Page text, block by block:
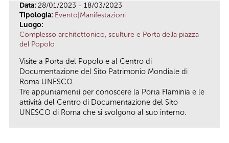
Data: 28/01/2023 - 18/03/2023
Tipologia: Evento|Manifestazioni
Luogo:
Complesso architettonico, sculture e Porta della piazza
del Popolo
Visite a Porta del Popolo e al Centro di
Documentazione del Sito Patrimonio Mondiale di
Roma UNESCO.
Tre appuntamenti per conoscere la Porta Flaminia e le
attività del Centro di Documentazione del Sito
UNESCO di Roma che si svolgono al suo interno.